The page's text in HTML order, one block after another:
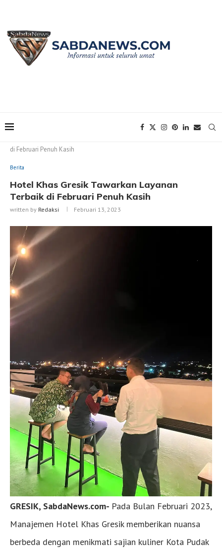
di Februari Penuh Kasih
Berita
Hotel Khas Gresik Tawarkan Layanan
Terbaik di Februari Penuh Kasih
written by Redaksi Februari 13, 2023
GRESIK, SabdaNews.com- Pada Bulan Februari 2023,
Manajemen Hotel Khas Gresik memberikan nuansa
berbeda dengan menikmati sajian kuliner Kota Pudak